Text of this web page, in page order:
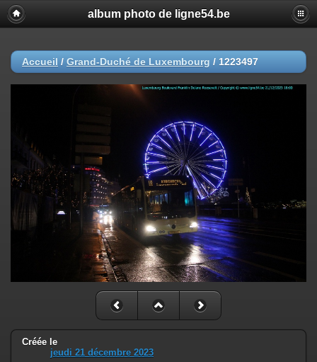
album photo de ligne54.be
Accueil / Grand-Duché de Luxembourg / 1223497
Créée le
jeudi 21 décembre 2023